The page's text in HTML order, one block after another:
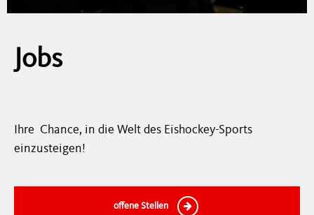
Jobs
Ihre Chance, in die Welt des Eishockey-Sports
einzusteigen!
offene Stellen